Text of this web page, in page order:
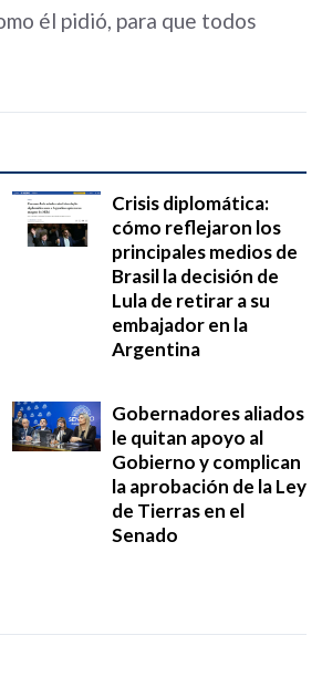
él pidió, para que todos
Crisis diplomática:
cómo reflejaron los
principales medios de
Brasil la decisión de
Lula de retirar a su
embajador en la
Argentina
Gobernadores aliados
le quitan apoyo al
Gobierno y complican
la aprobación de la Ley
de Tierras en el
Senado